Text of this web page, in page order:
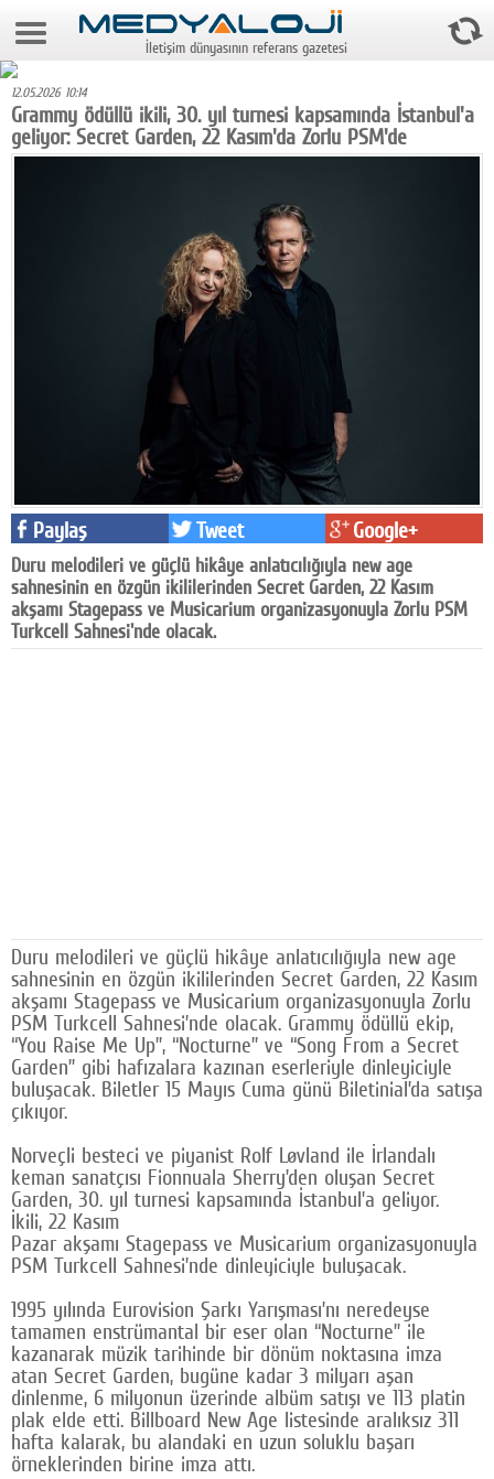
7 Ağustos 2026 22:41:49
Foto Galeri
Video Galeri
Facebook
Diziler
Karikatür
Twitter
Google Plus
© 2026 TÜM HAKLARI SAKLIDIR
İletişim dünyasının referans gazetesi
12.05.2026 10:14
Grammy ödüllü ikili, 30. yıl turnesi kapsamında İstanbul'a
geliyor: Secret Garden, 22 Kasım'da Zorlu PSM'de
Paylaş Tweet Google+
Duru melodileri ve güçlü hikâye anlatıcılığıyla new age
sahnesinin en özgün ikililerinden Secret Garden, 22 Kasım
akşamı Stagepass ve Musicarium organizasyonuyla Zorlu PSM
Turkcell Sahnesi'nde olacak.
Duru melodileri ve güçlü hikâye anlatıcılığıyla new age
sahnesinin en özgün ikililerinden Secret Garden, 22 Kasım
akşamı Stagepass ve Musicarium organizasyonuyla Zorlu
PSM Turkcell Sahnesi’nde olacak. Grammy ödüllü ekip,
“You Raise Me Up”, “Nocturne” ve “Song From a Secret
Garden” gibi hafızalara kazınan eserleriyle dinleyiciyle
buluşacak. Biletler 15 Mayıs Cuma günü Biletinial’da satışa
çıkıyor.
Norveçli besteci ve piyanist Rolf Løvland ile İrlandalı
keman sanatçısı Fionnuala Sherry’den oluşan Secret
Garden, 30. yıl turnesi kapsamında İstanbul’a geliyor.
İkili, 22 Kasım
Pazar akşamı Stagepass ve Musicarium organizasyonuyla
PSM Turkcell Sahnesi’nde dinleyiciyle buluşacak.
1995 yılında Eurovision Şarkı Yarışması’nı neredeyse
tamamen enstrümantal bir eser olan “Nocturne” ile
kazanarak müzik tarihinde bir dönüm noktasına imza
atan Secret Garden, bugüne kadar 3 milyarı aşan
dinlenme, 6 milyonun üzerinde albüm satışı ve 113 platin
plak elde etti. Billboard New Age listesinde aralıksız 311
hafta kalarak, bu alandaki en uzun soluklu başarı
örneklerinden birine imza attı.